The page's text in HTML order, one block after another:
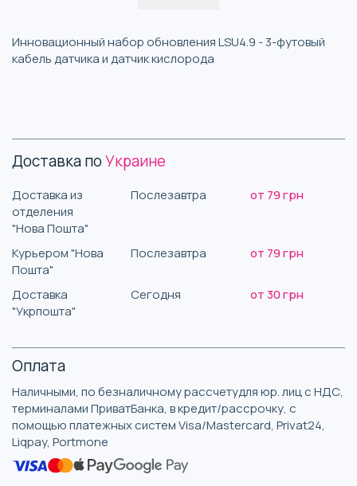
Инновационный набор обновления LSU4.9 - 3-футовый
кабель датчика и датчик кислорода
Доставка поУкраине
Доставка из
отделения
"Нова Пошта"
Послезавтра от 79 грн
Курьером "Нова
Пошта"
Послезавтра от 79 грн
Доставка
"Укрпошта"
Сегодня от 30 грн
Оплата
Наличными, по безналичному рассчетудля юр. лиц с НДС,
терминалами ПриватБанка, в кредит/рассрочку, с
помощью платежных систем Visa/Mastercard, Privat24,
Liqpay, Portmone